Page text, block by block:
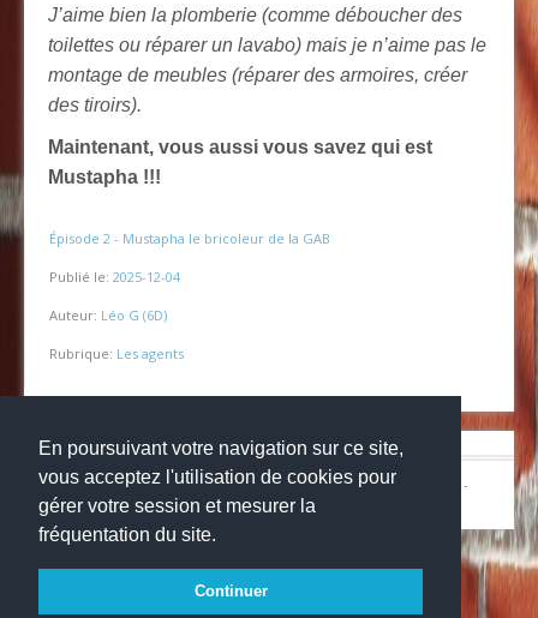
En poursuivant votre navigation sur ce site,
vous acceptez l'utilisation de cookies pour
gérer votre session et mesurer la
fréquentation du site.
Continuer
J’aime bien la plomberie (comme déboucher des
toilettes ou réparer un lavabo) mais je n’aime pas le
montage de meubles (réparer des armoires, créer
des tiroirs).
Maintenant, vous aussi vous savez qui est
Mustapha !!!
Épisode 2 - Mustapha le bricoleur de la GAB
Publié le: 2025-12-04
Auteur: Léo G (6D)
Rubrique: Les agents
© Copyright 2024 Collège la grange aux belles-Mentions légales
-
Websco